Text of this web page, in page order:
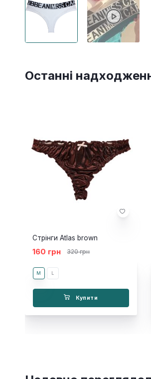
Останні
Стрінги Atlas brown
160 грн 320 грн
M L
Купити